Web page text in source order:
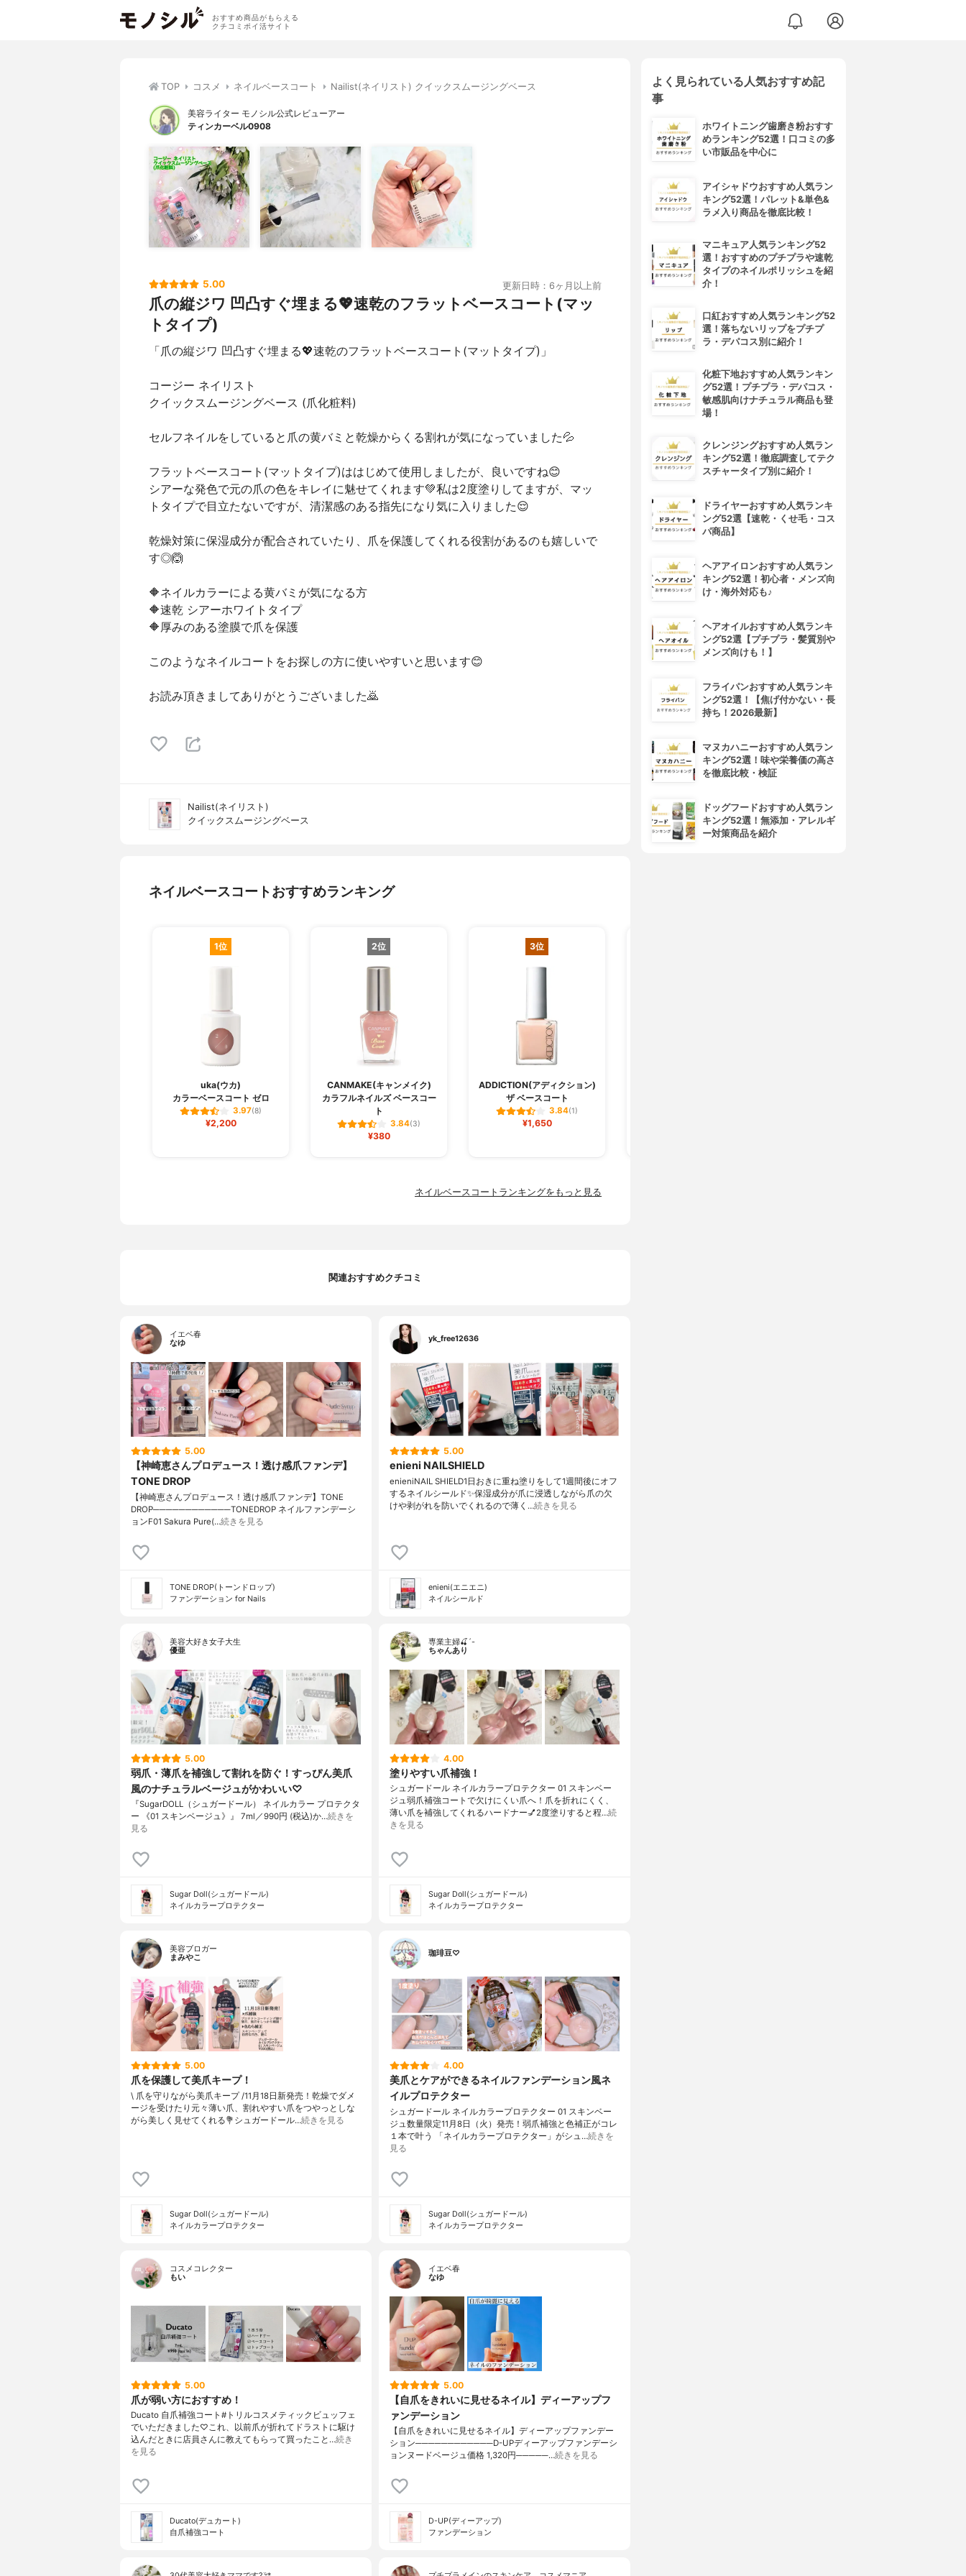
おすすめ商品がもらえる
クチコミポイ活サイト
TOP コスメ ネイルベースコート Nailist(ネイリスト) クイックスムージングベース
美容ライター モノシル公式レビューアー
ティンカーベル0908
5.00 更新日時：6ヶ月以上前
爪の縦ジワ 凹凸すぐ埋まる💖速乾のフラットベースコート(マッ
トタイプ)
「爪の縦ジワ 凹凸すぐ埋まる💖速乾のフラットベースコート(マットタイプ)」
コージー ネイリスト
クイックスムージングベース (爪化粧料)
セルフネイルをしていると爪の黄バミと乾燥からくる割れが気になっていました💦
フラットベースコート(マットタイプ)ははじめて使用しましたが、良いですね😊
シアーな発色で元の爪の色をキレイに魅せてくれます💚私は2度塗りしてますが、マッ
トタイプで目立たないですが、清潔感のある指先になり気に入りました😌
乾燥対策に保湿成分が配合されていたり、爪を保護してくれる役割があるのも嬉しいで
す◎🙆
🔶ネイルカラーによる黄バミが気になる方
🔶速乾 シアーホワイトタイプ
🔶厚みのある塗膜で爪を保護
このようなネイルコートをお探しの方に使いやすいと思います😊
お読み頂きましてありがとうございました🙇
Nailist(ネイリスト)
クイックスムージングベース
ネイルベースコートおすすめランキング
1位
uka(ウカ)
カラーベースコート ゼロ
3.97(8)
¥2,200
2位
CANMAKE(キャンメイク)
カラフルネイルズ ベースコー
ト
3.84(3)
¥380
3位
ADDICTION(アディクション)
ザ ベースコート
3.84(1)
¥1,650
ネイルベースコートランキングをもっと見る
関連おすすめクチコミ
イエベ春
なゆ
5.00
【神崎恵さんプロデュース！透け感爪ファンデ】
TONE DROP
【神崎恵さんプロデュース！透け感爪ファンデ】TONE
DROP────────────TONEDROP ネイルファンデーシ
ョンF01 Sakura Pure(…続きを見る
TONE DROP(トーンドロップ)
ファンデーション for Nails
yk_free12636
5.00
enieni NAILSHIELD
enieniNAIL SHIELD⁡1日おきに重ね塗りをして1週間後にオフ
するネイルシールド✨⁡保湿成分が爪に浸透しながら爪の欠
けや剥がれを防いでくれるので薄く…続きを見る
enieni(エニエニ)
ネイルシールド
美容大好き女子大生
優亜
5.00
弱爪・薄爪を補強して割れを防ぐ！すっぴん美爪
風のナチュラルベージュがかわいい♡
『SugarDOLL（シュガードール） ネイルカラー プロテクタ
ー 《01 スキンベージュ》』 7ml／990円 (税込)か…続きを
見る
Sugar Doll(シュガードール)
ネイルカラープロテクター
専業主婦🍒´-
ちゃんあり
4.00
塗りやすい爪補強！
シュガードール ネイルカラープロテクター 01 スキンベー
ジュ弱爪補強コートで欠けにくい爪へ！爪を折れにくく、
薄い爪を補強してくれるハードナー💅2度塗りすると程…続
きを見る
Sugar Doll(シュガードール)
ネイルカラープロテクター
美容ブロガー
まみやこ
5.00
爪を保護して美爪キープ！
\ 爪を守りながら美爪キープ /⁡11月18日新発売！⁡乾燥でダメ
ージを受けたり元々薄い爪、割れやすい爪をつやっとしな
がら美しく見せてくれる⁡⁡💐シュガードール…続きを見る
Sugar Doll(シュガードール)
ネイルカラープロテクター
珈琲豆♡
4.00
美爪とケアができるネイルファンデーション風ネ
イルプロテクター
シュガードール ネイルカラープロテクター 01 スキンベー
ジュ数量限定11月8日（火）発売！弱爪補強と色補正がコレ
１本で叶う 「ネイルカラープロテクター」がシュ…続きを
見る
Sugar Doll(シュガードール)
ネイルカラープロテクター
コスメコレクター
もい
5.00
爪が弱い方におすすめ！
Ducato 自爪補強コート#トリルコスメティックビュッフェ
でいただきました♡これ、以前爪が折れてドラストに駆け
込んだときに店員さんに教えてもらって買ったこと…続き
を見る
Ducato(デュカート)
自爪補強コート
イエベ春
なゆ
5.00
【自爪をきれいに見せるネイル】ディーアップフ
ァンデーション
【自爪をきれいに見せるネイル】ディーアップファンデー
ション────────────D-UPディーアップファンデーシ
ョンヌードベージュ価格 1,320円─────…続きを見る
D-UP(ディーアップ)
ファンデーション
よく見られている人気おすすめ記
事
ホワイトニング歯磨き粉おすす
めランキング52選！口コミの多
い市販品を中心に
アイシャドウおすすめ人気ラン
キング52選！パレット&単色&
ラメ入り商品を徹底比較！
マニキュア人気ランキング52
選！おすすめのプチプラや速乾
タイプのネイルポリッシュを紹
介！
口紅おすすめ人気ランキング52
選！落ちないリップをプチプ
ラ・デパコス別に紹介！
化粧下地おすすめ人気ランキン
グ52選！プチプラ・デパコス・
敏感肌向けナチュラル商品も登
場！
クレンジングおすすめ人気ラン
キング52選！徹底調査してテク
スチャータイプ別に紹介！
ドライヤーおすすめ人気ランキ
ング52選【速乾・くせ毛・コス
パ商品】
ヘアアイロンおすすめ人気ラン
キング52選！初心者・メンズ向
け・海外対応も♪
ヘアオイルおすすめ人気ランキ
ング52選【プチプラ・髪質別や
メンズ向けも！】
フライパンおすすめ人気ランキ
ング52選！【焦げ付かない・長
持ち！2026最新】
マヌカハニーおすすめ人気ラン
キング52選！味や栄養価の高さ
を徹底比較・検証
ドッグフードおすすめ人気ラン
キング52選！無添加・アレルギ
ー対策商品を紹介